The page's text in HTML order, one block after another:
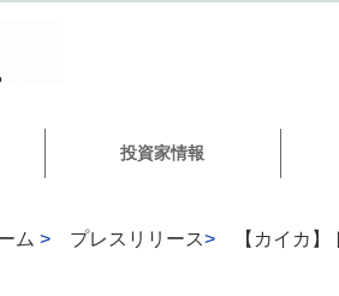
投資家情報
ム > プレスリリース> 【カイカ